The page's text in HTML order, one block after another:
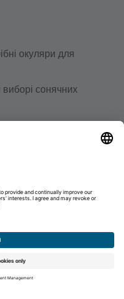
окуляри для
сонячних